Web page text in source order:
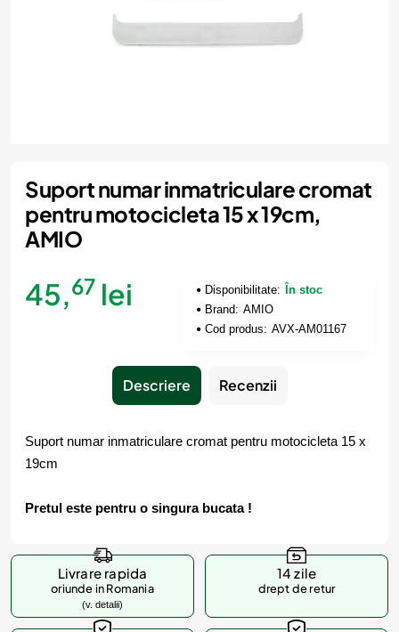
Suport numar inmatriculare cromat
pentru motocicleta 15 x 19cm,
AMIO
45,67 lei Disponibilitate:
În stoc
Brand: AMIO
Cod produs: AVX-AM01167
Descriere Recenzii
Suport numar inmatriculare cromat pentru motocicleta 15 x
19cm
Pretul este pentru o singura bucata !
Livrare rapida
oriunde in Romania
(v. detalii)
14 zile
drept de retur